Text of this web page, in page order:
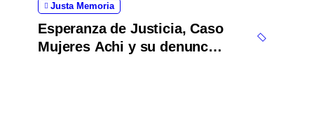
Justa Memoria
Esperanza de Justicia, Caso
Mujeres Achi y su denuncia